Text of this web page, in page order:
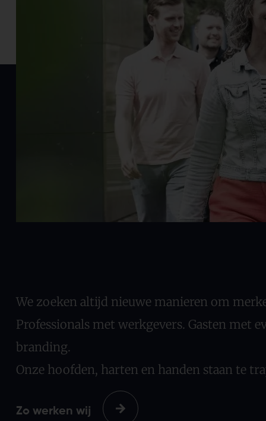
We zoeken altijd nieuwe manieren om
Professionals met werkgevers. Gasten met
branding.
Onze hoofden, harten en handen staan te
Zo werken wij